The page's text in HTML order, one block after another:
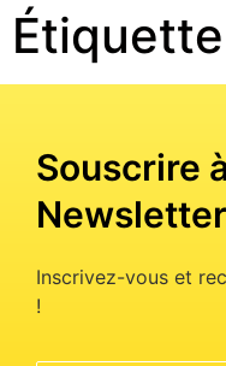
Souscrire
Newsletter
Inscrivez-vous et
!